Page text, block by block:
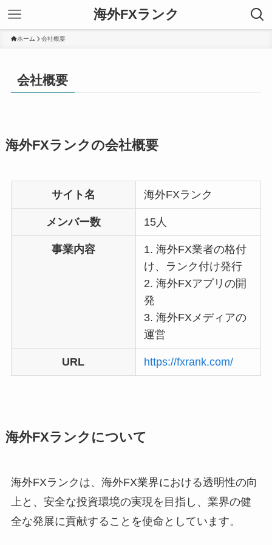
海外FXランク
ホーム 会社概要
会社概要
海外FXランクの会社概要
サイト名 海外FXランク
メンバー数 15人
事業内容
1. 海外FX業者の格付
け、ランク付け発行
2. 海外FXアプリの開
発
3. 海外FXメディアの
運営
URL https://fxrank.com/
海外FXランクについて
海外FXランクは、海外FX業界における透明性の向
上と、安全な投資環境の実現を目指し、業界の健
全な発展に貢献することを使命としています。